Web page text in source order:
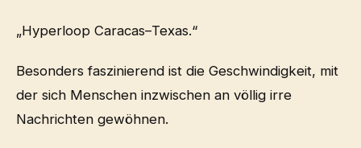
„Hyperloop Caracas–Texas.“
Besonders faszinierend ist die Geschwindigkeit, mit
der sich Menschen inzwischen an völlig irre
Nachrichten gewöhnen.